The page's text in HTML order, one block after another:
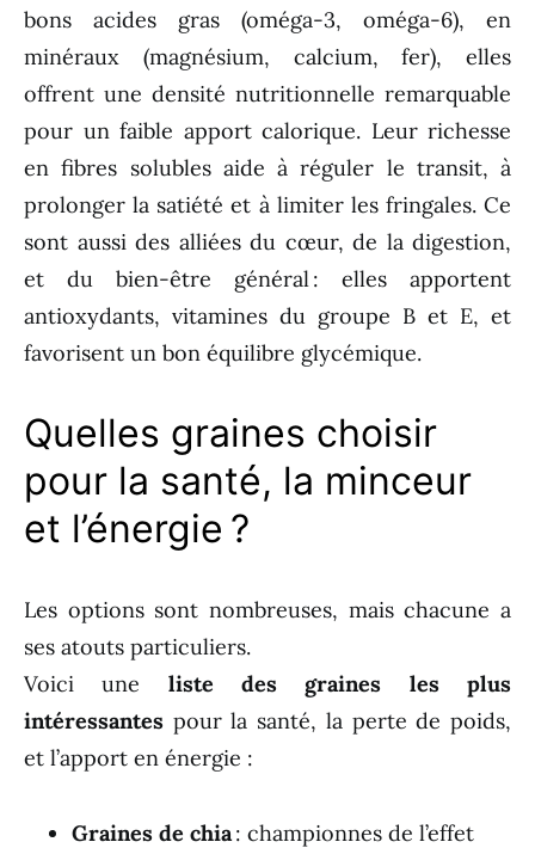
bons acides gras (oméga-3, oméga-6), en
minéraux (magnésium, calcium, fer), elles
offrent une densité nutritionnelle remarquable
pour un faible apport calorique. Leur richesse
en fibres solubles aide à réguler le transit, à
prolonger la satiété et à limiter les fringales. Ce
sont aussi des alliées du cœur, de la digestion,
et du bien-être général : elles apportent
antioxydants, vitamines du groupe B et E, et
favorisent un bon équilibre glycémique.
Quelles graines choisir
pour la santé, la minceur
et l’énergie ?
Les options sont nombreuses, mais chacune a
ses atouts particuliers.
Voici une liste des graines les plus
intéressantes pour la santé, la perte de poids,
et l’apport en énergie :
Graines de chia: championnes de l’effet